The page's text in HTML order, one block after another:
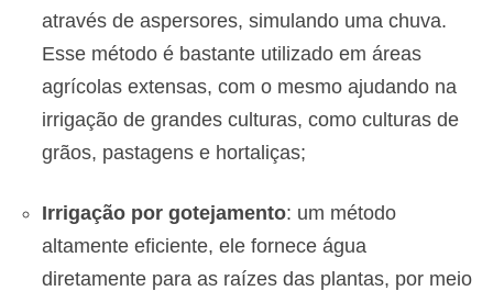
através de aspersores, simulando uma chuva.
Esse método é bastante utilizado em áreas
agrícolas extensas, com o mesmo ajudando na
irrigação de grandes culturas, como culturas de
grãos, pastagens e hortaliças;
Irrigação por gotejamento: um método
altamente eficiente, ele fornece água
diretamente para as raízes das plantas, por meio